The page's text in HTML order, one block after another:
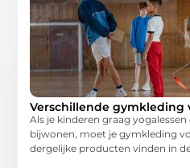
Verschillende gymkleding
Als je kinderen graag
bijwonen, moet je gymkleding
dergelijke producten vinden in